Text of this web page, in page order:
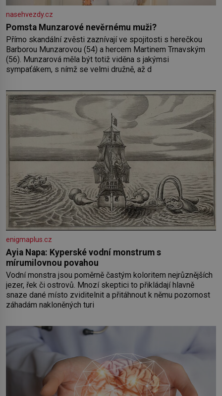
nasehvezdy.cz
Pomsta Munzarové nevěrnému muži?
Přímo skandální zvěsti zaznívají ve spojitosti s herečkou
Barborou Munzarovou (54) a hercem Martinem Trnavským
(56). Munzarová měla být totiž viděna s jakýmsi
sympaťákem, s nímž se velmi družně, až d
enigmaplus.cz
Ayia Napa: Kyperské vodní monstrum s
mírumilovnou povahou
Vodní monstra jsou poměrně častým koloritem nejrůznějších
jezer, řek či ostrovů. Mnozí skeptici to přikládají hlavně
snaze dané místo zviditelnit a přitáhnout k němu pozornost
záhadám nakloněných turi